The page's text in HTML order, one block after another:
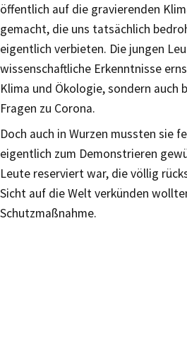
öffentlich auf die gravierenden
gemacht, die uns tatsächlich
eigentlich verbieten. Die jungen
wissenschaftliche Erkenntnisse
Klima und Ökologie, sondern auch
Fragen zu Corona.
Doch auch in Wurzen mussten sie
eigentlich zum Demonstrieren
Leute reserviert war, die völlig
Sicht auf die Welt verkünden
Schutzmaßnahme.